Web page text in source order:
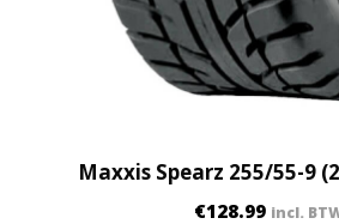
Maxxis Spearz 255/55-9
€128.99 incl.